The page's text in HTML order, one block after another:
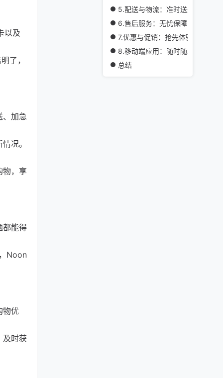
5.配送与物流：准时送达，全球
6.售后服务：无忧保障，购物更
7.优惠与促销：抢先体验更多实惠
8.移动端应用：随时随地，尽享
总结
以及
了，
、加急
况。
物，享
都能得
Noon
物优
及时获